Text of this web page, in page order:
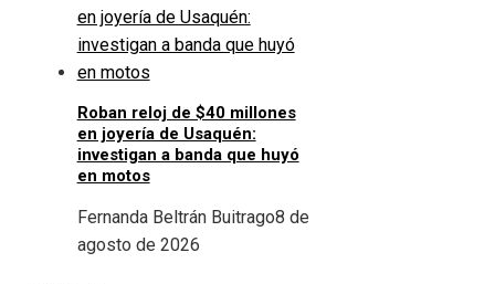
Roban reloj de $40 millones
en joyería de Usaquén:
investigan a banda que huyó
en motos
Fernanda Beltrán Buitrago8 de
agosto de 2026